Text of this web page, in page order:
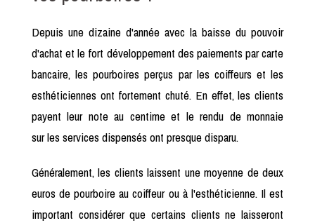
Depuis une dizaine d'année avec la baisse du pouvoir
d'achat et le fort développement des paiements par carte
bancaire, les pourboires perçus par les coiffeurs et les
esthéticiennes ont fortement chuté. En effet, les clients
payent leur note au centime et le rendu de monnaie
sur les services dispensés ont presque disparu.
Généralement, les clients laissent une moyenne de deux
euros de pourboire au coiffeur ou à l'esthéticienne. Il est
important considérer que certains clients ne laisseront